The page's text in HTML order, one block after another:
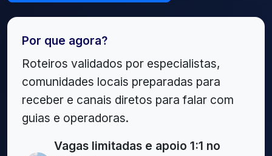
Por que agora?
Roteiros validados por especialistas,
comunidades locais preparadas para
receber e canais diretos para falar com
guias e operadoras.
Vagas limitadas e apoio 1:1 no